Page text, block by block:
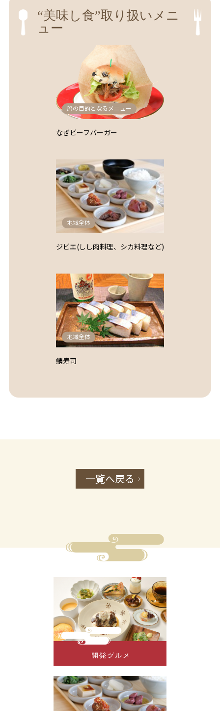
“美味し食”取り扱いメニ
ュー
旅の目的となるメニュー
なぎビーフバーガー
地域全体
ジビエ(しし肉料理、シカ料理など)
地域全体
鯖寿司
一覧へ戻る